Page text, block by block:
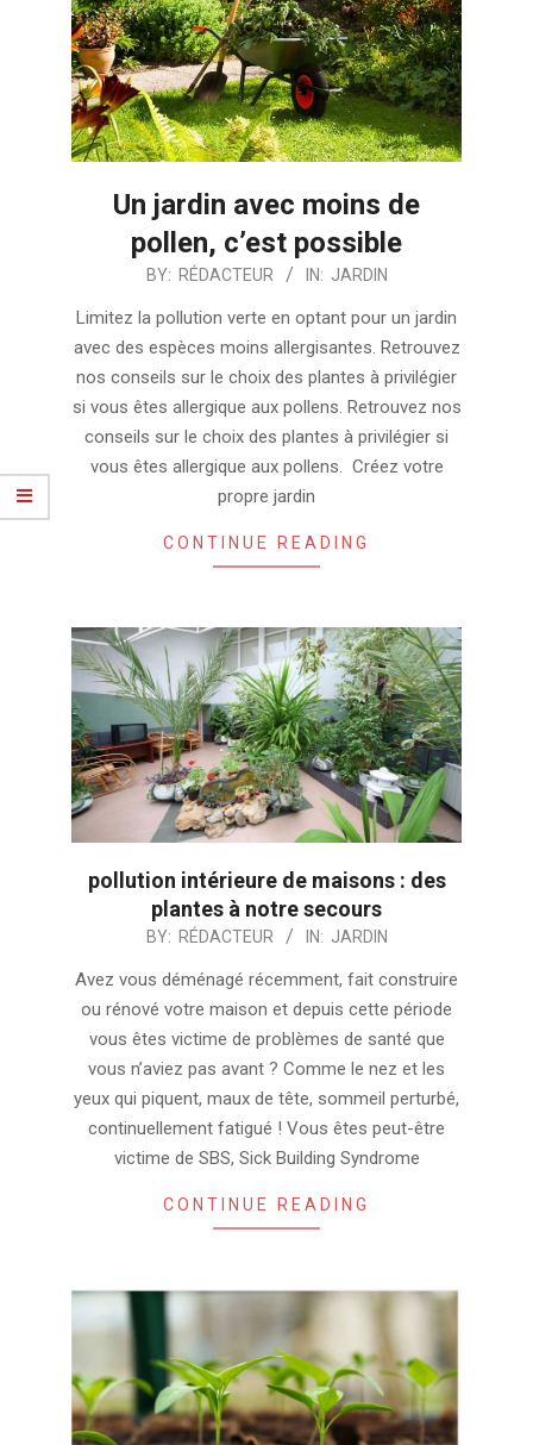
Un jardin avec moins de
pollen, c’est possible
BY: RÉDACTEUR IN: JARDIN
Limitez la pollution verte en optant pour un jardin
avec des espèces moins allergisantes. Retrouvez
nos conseils sur le choix des plantes à privilégier
si vous êtes allergique aux pollens. Retrouvez nos
conseils sur le choix des plantes à privilégier si
vous êtes allergique aux pollens. Créez votre
propre jardin
CONTINUE READING
pollution intérieure de maisons : des
plantes à notre secours
BY: RÉDACTEUR IN: JARDIN
Avez vous déménagé récemment, fait construire
ou rénové votre maison et depuis cette période
vous êtes victime de problèmes de santé que
vous n’aviez pas avant ? Comme le nez et les
yeux qui piquent, maux de tête, sommeil perturbé,
continuellement fatigué ! Vous êtes peut-être
victime de SBS, Sick Building Syndrome
CONTINUE READING